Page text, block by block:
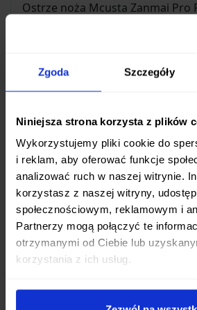
Zgoda Szczegóły
Niniejsza strona korzysta z plików
Wykorzystujemy pliki cookie do
i reklam, aby oferować funkcje
analizować ruch w naszej witrynie.
korzystasz z naszej witryny,
społecznościowym, reklamowym i
Partnerzy mogą połączyć te
otrzymanymi od Ciebie lub
korzystania z ich usług.
Ostrze noża Mcusta Zanmai Pro
.
swojej zdolności do osiągania i
niezwykłej ostrości, został okuty
SUS410 . Taka konstrukcja typu
zwiększa wytrzymałość ostrza i
korozję, ale także ułatwia
poziomie 60-62 HRCgwarantuje
ostrość, minimalizując potrzebę
ostrzenia.
Komfort i Styl
drewna Pakka w głębokim